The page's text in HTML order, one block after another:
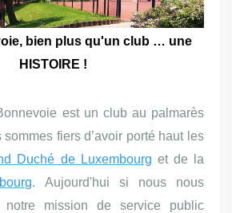
bien plus qu'un club … une
HISTOIRE !
est un club au palmarès
fiers d’avoir porté haut les
Duché de Luxembourg et de la
. Aujourd'hui si nous nous
notre mission de service public